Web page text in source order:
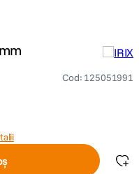
Cod: 125051991